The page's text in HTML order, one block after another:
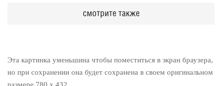
Эта картинка уменьшина чтобы поместиться в экран браузера,
но при сохранении она будет сохранена в своем оригинальном
смотрите также